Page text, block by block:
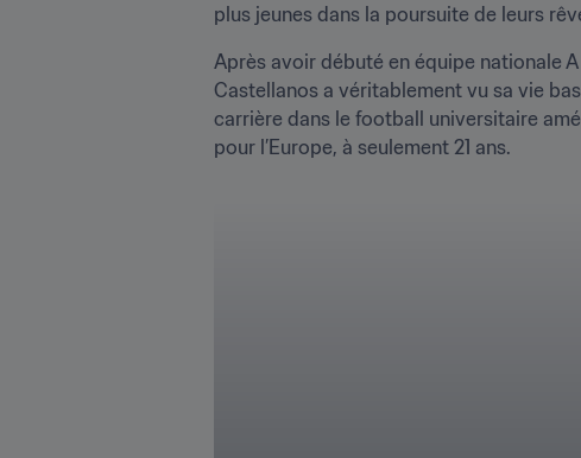
plus jeunes dans la poursuite de leurs
Après avoir débuté en équipe nationale A
Castellanos a véritablement vu sa vie
carrière dans le football universitaire
pour l’Europe, à seulement 21 ans.